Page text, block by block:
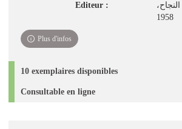
Editeur :
1958
Plus d'infos
10 exemplaires disponibles
Consultable en ligne